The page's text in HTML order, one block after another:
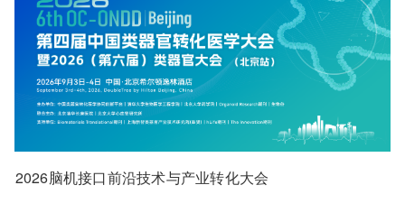
2026脑机接口前沿技术与产业转化大会